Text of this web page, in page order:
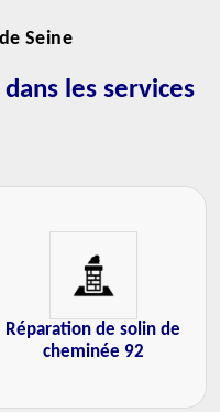
Seine
les services
Réparation de solin de
cheminée 92